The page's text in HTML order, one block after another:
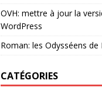
OVH: mettre à jour la
WordPress
Roman: les Odysséens
CATÉGORIES